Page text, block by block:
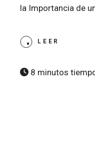
la Importancia de
LEER
8 minutos